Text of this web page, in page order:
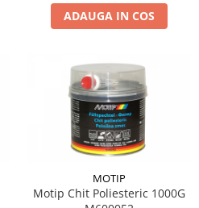
ADAUGA IN COS
MOTIP
Motip Chit Poliesteric 1000G